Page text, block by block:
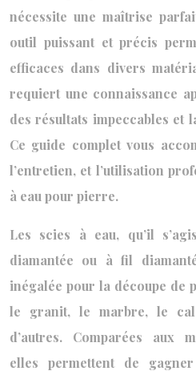
nécessite une maîtrise
outil puissant et précis
efficaces dans divers
requiert une connaissance
des résultats impeccables et
Ce guide complet vous
l’entretien, et l’utilisation
à eau pour pierre.
Les scies à eau, qu’il
diamantée ou à fil
inégalée pour la découpe de
le granit, le marbre, le
d’autres. Comparées aux
elles permettent de